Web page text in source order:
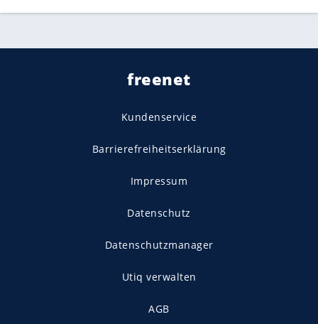
freenet
Kundenservice
Barrierefreiheitserklärung
Impressum
Datenschutz
Datenschutzmanager
Utiq verwalten
AGB